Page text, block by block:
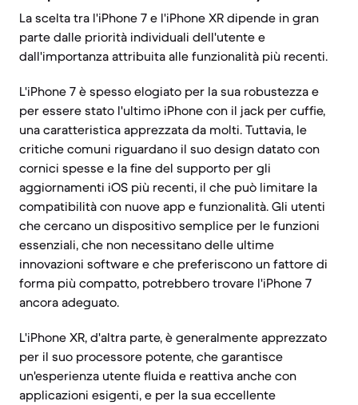
La scelta tra l'iPhone 7 e l'iPhone XR dipende in gran
parte dalle priorità individuali dell'utente e
dall'importanza attribuita alle funzionalità più recenti.
L'iPhone 7 è spesso elogiato per la sua robustezza e
per essere stato l'ultimo iPhone con il jack per cuffie,
una caratteristica apprezzata da molti. Tuttavia, le
critiche comuni riguardano il suo design datato con
cornici spesse e la fine del supporto per gli
aggiornamenti iOS più recenti, il che può limitare la
compatibilità con nuove app e funzionalità. Gli utenti
che cercano un dispositivo semplice per le funzioni
essenziali, che non necessitano delle ultime
innovazioni software e che preferiscono un fattore di
forma più compatto, potrebbero trovare l'iPhone 7
ancora adeguato.
L'iPhone XR, d'altra parte, è generalmente apprezzato
per il suo processore potente, che garantisce
un'esperienza utente fluida e reattiva anche con
applicazioni esigenti, e per la sua eccellente